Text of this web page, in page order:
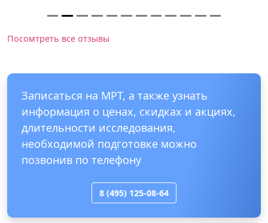
Посомтреть все отзывы
Записаться на МРТ, а также узнать
информация о ценах, скидках и акциях,
длительности исследования,
необходимой подготовке можно
позвонив по телефону
8 (495) 125-08-64